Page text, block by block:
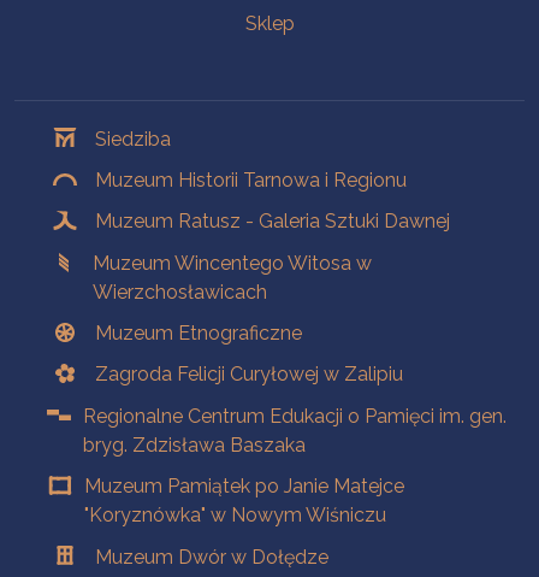
Sklep
Siedziba
Muzeum Historii Tarnowa i Regionu
Muzeum Ratusz - Galeria Sztuki Dawnej
Muzeum Wincentego Witosa w
Wierzchosławicach
Muzeum Etnograficzne
Zagroda Felicji Curyłowej w Zalipiu
Regionalne Centrum Edukacji o Pamięci im. gen.
bryg. Zdzisława Baszaka
Muzeum Pamiątek po Janie Matejce
"Koryznówka" w Nowym Wiśniczu
Muzeum Dwór w Dołędze